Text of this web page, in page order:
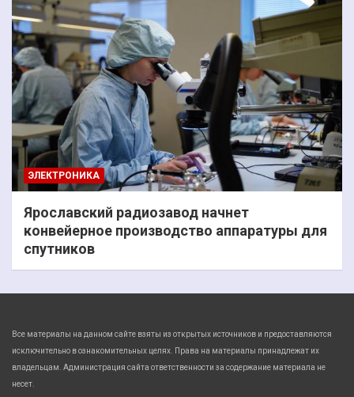
ЭЛЕКТРОНИКА
Ярославский радиозавод начнет
конвейерное производство аппаратуры для
спутников
Все материалы на данном сайте взяты из открытых источников и предоставляются
исключительно в ознакомительных целях. Права на материалы принадлежат их
владельцам. Администрация сайта ответственности за содержание материала не
несет.